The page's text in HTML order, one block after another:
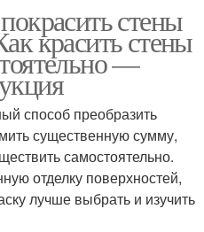
стены
красить стены
—
способ преобразить
существенную сумму,
самостоятельно.
отделку поверхностей,
лучше выбрать и изучить